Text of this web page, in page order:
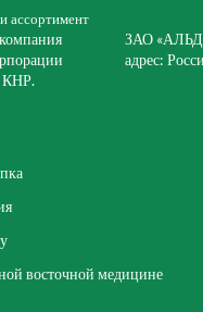
ассортимент
КНР.
ЗАО
адрес:
восточной медицине